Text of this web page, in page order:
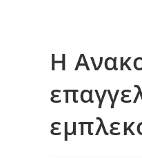
Η